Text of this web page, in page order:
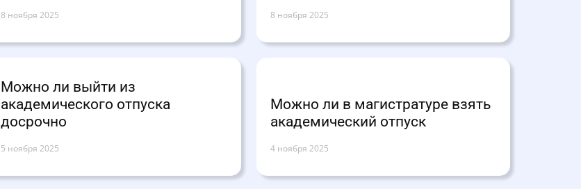
8 ноября 2025 8 ноября 2025
Можно ли выйти из
академического отпуска
досрочно
5 ноября 2025
Можно ли в магистратуре взять
академический отпуск
4 ноября 2025